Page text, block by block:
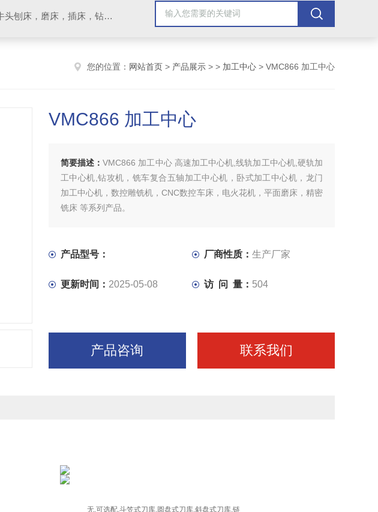
数控车床，加工中心，数控铣床，立钻，台钻，摇臂钻床，锯床，牛头刨床，磨床，插床，钻铣床，滚齿机
您的位置： 网站首页 > 产品展示 > > 加工中心 > VMC866 加工中心
VMC866 加工中心
简要描述：VMC866 加工中心 高速加工中心机,线轨加工中心机,硬轨加
工中心机,钻攻机，铣车复合五轴加工中心机，卧式加工中心机，龙门
加工中心机，数控雕铣机，CNC数控车床，电火花机，平面磨床，精密
铣床 等系列产品。
产品型号： 厂商性质： 生产厂家
更新时间： 2025-05-08 访 问 量： 504
产品咨询 联系我们
无,可选配,斗笠式刀库,圆盘式刀库,斜盘式刀库,链